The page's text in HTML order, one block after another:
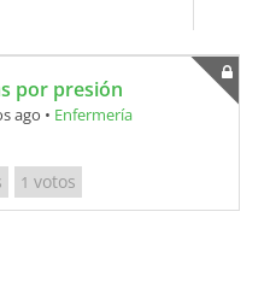
por presión
ago • Enfermería
1 votos